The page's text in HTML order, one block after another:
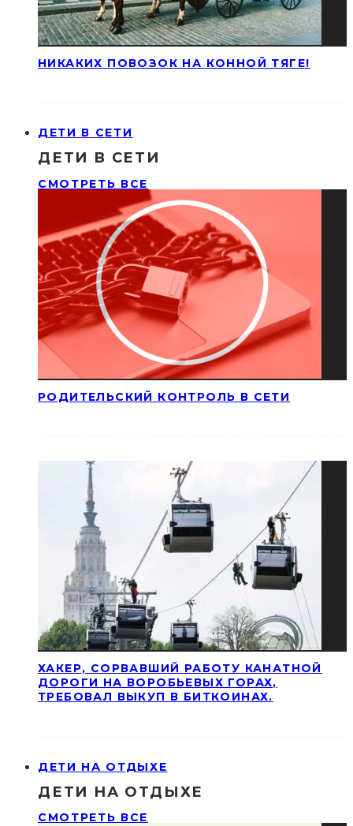
НИКАКИХ ПОВОЗОК НА КОННОЙ ТЯГЕ!
ДЕТИ В СЕТИ
ДЕТИ В СЕТИ
СМОТРЕТЬ ВСЕ
РОДИТЕЛЬСКИЙ КОНТРОЛЬ В СЕТИ
ХАКЕР, СОРВАВШИЙ РАБОТУ КАНАТНОЙ
ДОРОГИ НА ВОРОБЬЕВЫХ ГОРАХ,
ТРЕБОВАЛ ВЫКУП В БИТКОИНАХ.
ДЕТИ НА ОТДЫХЕ
ДЕТИ НА ОТДЫХЕ
СМОТРЕТЬ ВСЕ